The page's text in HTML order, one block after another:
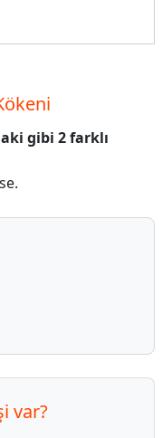
gibi 2 farklı
var?